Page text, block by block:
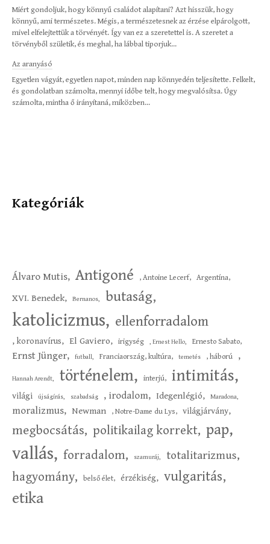
Miért gondoljuk, hogy könnyű családot alapítani? Azt hisszük, hogy
könnyű, ami természetes. Mégis, a természetesnek az érzése elpárolgott,
mivel elfelejtettük a törvényét. Így van ez a szeretettel is. A szeretet a
törvényből születik, és meghal, ha lábbal tiporjuk...
Az aranyásó
Egyetlen vágyát, egyetlen napot, minden nap könnyedén teljesítette. Felkelt,
és gondolatban számolta, mennyi időbe telt, hogy megvalósítsa. Úgy
számolta, mintha ő irányítaná, miközben...
Kategóriák
Álvaro Mutis, Antigoné , Antoine Lecerf, Argentína,
XVI. Benedek, Bernanos, butaság,
katolicizmus, ellenforradalom
, koronavírus, El Gaviero, irigység , Ernest Hello, Ernesto Sabato,
Ernst Jünger, futball, Franciaország, kultúra, temetés , háború ,
Hannah Arendt, történelem, interjú, intimitás,
világi újságírás, szabadság , irodalom, Idegenlégió, Maradona,
moralizmus, Newman , Notre-Dame du Lys, világjárvány,
megbocsátás, politikailag korrekt, pap,
vallás, forradalom, szamuráj, totalitarizmus,
hagyomány, belső élet, érzékiség, vulgaritás,
etika